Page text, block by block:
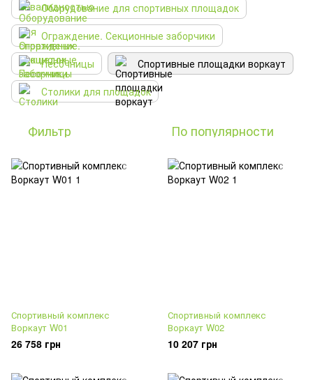
Оборудование для спортивных площадок
Ограждение. Секционные заборчики
Песочницы
Спортивные площадки воркаут
Столики для площадок
Фильтр По популярности
Спортивный комплекс
Воркаут W01
26 758 грн
Спортивный комплекс
Воркаут W02
10 207 грн